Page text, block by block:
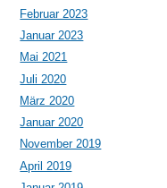
Februar 2023
Januar 2023
Mai 2021
Juli 2020
März 2020
Januar 2020
November 2019
April 2019